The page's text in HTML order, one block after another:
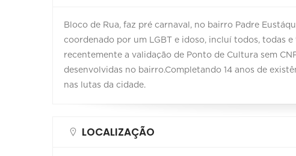
Bloco de Rua, faz pré carnaval, no bairro Padre
coordenado por um LGBT e idoso, incluí todos, todas
recentemente a validação de Ponto de Cultura sem
desenvolvidas no bairro.Completando 14 anos de
nas lutas da cidade.
LOCALIZAÇÃO